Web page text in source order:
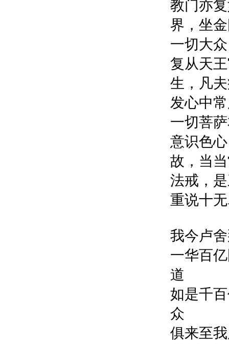
教门亦
界，坐
一切大
复从天
生，凡
发心中
一切菩
意识色
故，当
法戒，
重说十
我今卢
一华百
道
如是千
众
俱来至